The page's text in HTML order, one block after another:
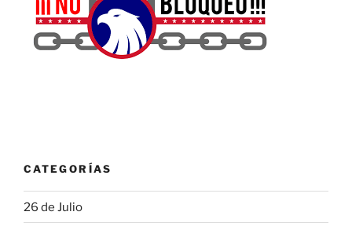
CATEGORÍAS
26 de Julio